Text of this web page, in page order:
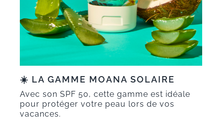
☀️ LA GAMME MOANA SOLAIRE
Avec son SPF 50, cette gamme est idéale
pour protéger votre peau lors de vos
vacances.